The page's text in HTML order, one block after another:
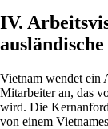
IV.
Vietnam wendet ein
Mitarbeiter an, das
wird. Die
von einem